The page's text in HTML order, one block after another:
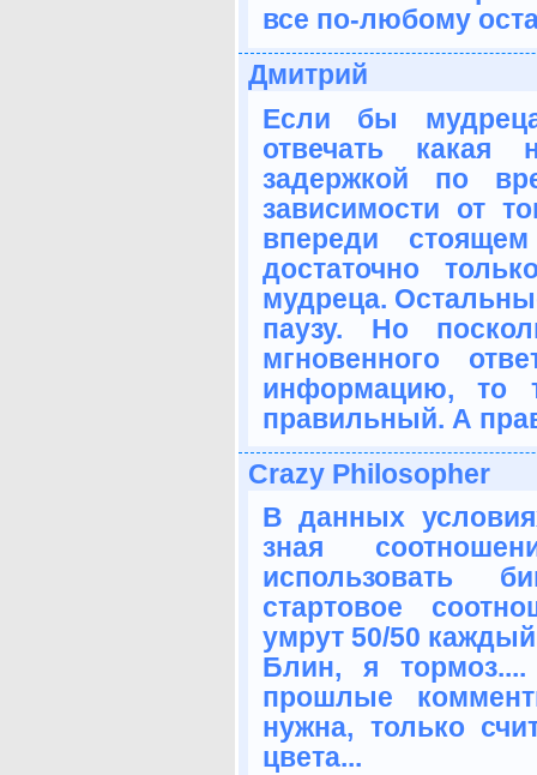
все по-любому
Дмитрий
Если бы
отвечать
задержкой по
зависимости от
впереди
достаточно
мудреца.
паузу. Но
мгновенного
информацию, то
правильный. А
Crazy Philosopher
В данных
зная
использовать
стартовое
умрут 50/50
Блин, я
прошлые
нужна, только
цвета...